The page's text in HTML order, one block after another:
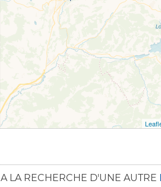
A LA RECHERCHE D'UNE AUTRE